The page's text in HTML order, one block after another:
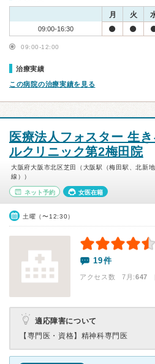
月 火
09:00-16:30
09:00-12:00
治療実績
この病院の治療実績を見る
医療法人フォスター 生
ルクリニック第2梅田院
大阪府大阪市北区芝田（大阪駅（梅田駅、北新
線））
ネット予約 女医在籍
土曜（〜12:30）
19件
アクセス数 7月:647 |
適応障害について
【専門医・資格】 精神科専門医